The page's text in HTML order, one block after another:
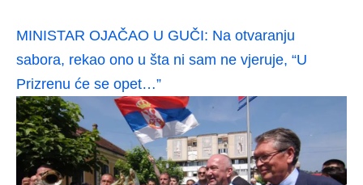
MINISTAR OJAČAO U GUČI: Na otvaranju
sabora, rekao ono u šta ni sam ne vjeruje, “U
Prizrenu će se opet…”